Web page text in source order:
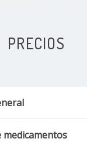
PRECIOS
medicamentos